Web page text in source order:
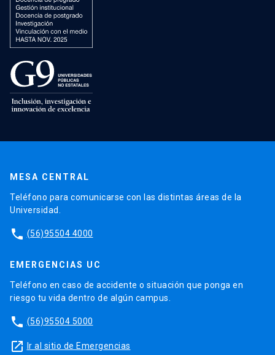
MESA CENTRAL
Teléfono para comunicarse con las distintas áreas de la
Universidad.
phone (56)95504 4000
EMERGENCIAS UC
Teléfono en caso de accidente o situación que ponga en
riesgo tu vida dentro de algún campus.
phone (56)95504 5000
launch Ir al sitio de Emergencias